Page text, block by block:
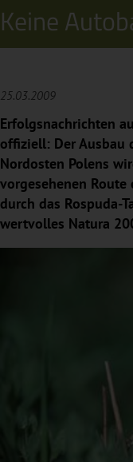
Keine
25.03.2009
Erfolgsnachrichten
offiziell: Der Ausbau
Nordosten Polens
vorgesehenen Route
durch das Rospuda-
wertvolles Natura